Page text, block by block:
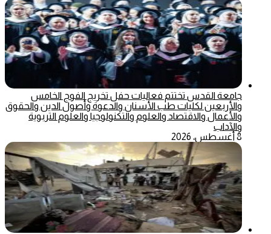
جامعة القدس تختتم فعاليات حفل تخريج الفوج الخامس
والأربعين لكليات طب الأسنان والدعوة وأصول الدين والحقوق
والأعمال والاقتصاد والعلوم والتكنولوجيا والعلوم التربوية
والآداب
8 أغسطس، 2026